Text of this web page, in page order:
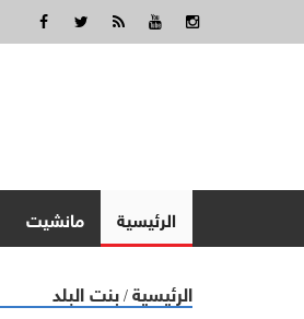
الرئيسية مانشيت
الرئيسية / بنت البلد